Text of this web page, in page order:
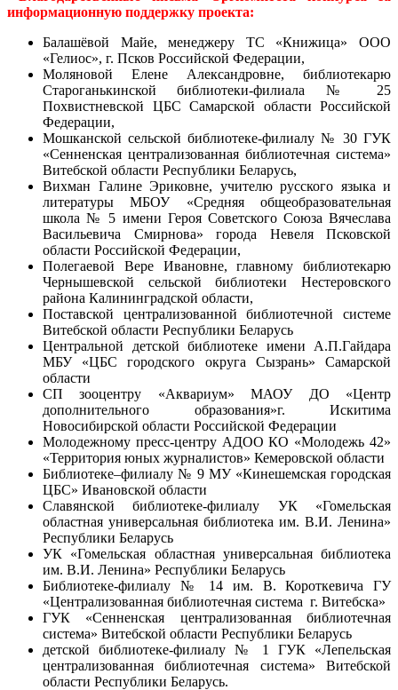
информационную поддержку проекта:
Балашёвой Майе, менеджеру ТС «Книжица» ООО
«Гелиос», г. Псков Российской Федерации,
Моляновой Елене Александровне, библиотекарю
Староганькинской библиотеки-филиала № 25
Похвистневской ЦБС Самарской области Российской
Федерации,
Мошканской сельской библиотеке-филиалу № 30 ГУК
«Сенненская централизованная библиотечная система»
Витебской области Республики Беларусь,
Вихман Галине Эриковне, учителю русского языка и
литературы МБОУ «Средняя общеобразовательная
школа № 5 имени Героя Советского Союза Вячеслава
Васильевича Смирнова» города Невеля Псковской
области Российской Федерации,
Полегаевой Вере Ивановне, главному библиотекарю
Чернышевской сельской библиотеки Нестеровского
района Калининградской области,
Поставской централизованной библиотечной системе
Витебской области Республики Беларусь
Центральной детской библиотеке имени А.П.Гайдара
МБУ «ЦБС городского округа Сызрань» Самарской
области
СП зооцентру «Аквариум» МАОУ ДО «Центр
дополнительного образования»г. Искитима
Новосибирской области Российской Федерации
Молодежному пресс-центру АДОО КО «Молодежь 42»
«Территория юных журналистов» Кемеровской области
Библиотеке–филиалу № 9 МУ «Кинешемская городская
ЦБС» Ивановской области
Славянской библиотеке-филиалу УК «Гомельская
областная универсальная библиотека им. В.И. Ленина»
Республики Беларусь
УК «Гомельская областная универсальная библиотека
им. В.И. Ленина» Республики Беларусь
Библиотеке-филиалу № 14 им. В. Короткевича ГУ
«Централизованная библиотечная система г. Витебска»
ГУК «Сенненская централизованная библиотечная
система» Витебской области Республики Беларусь
детской библиотеке-филиалу № 1 ГУК «Лепельская
централизованная библиотечная система» Витебской
области Республики Беларусь.